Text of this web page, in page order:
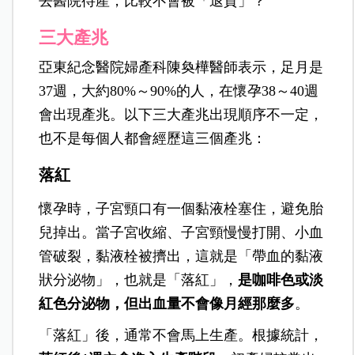
產兆有哪些？如何區別真假陣痛？ 什麼時候要
亞東紀念醫院婦產科 陳奐樺醫師表示，足月是
37週，大約80%～90%的人，在懷孕38～40週
會出現產兆。以下三大產兆出現順序不一定，
也不是每個人都會經歷這三個產兆：
落紅